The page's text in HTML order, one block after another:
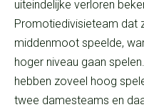
uiteindelijke verloren
Promotiedivisieteam dat
middenmoot speelde,
hoger niveau gaan
hebben zoveel hoog
twee damesteams en